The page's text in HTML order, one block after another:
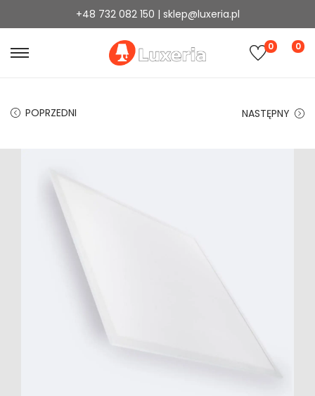
+48 732 082 150 | sklep@luxeria.pl
0 0
POPRZEDNI NASTĘPNY